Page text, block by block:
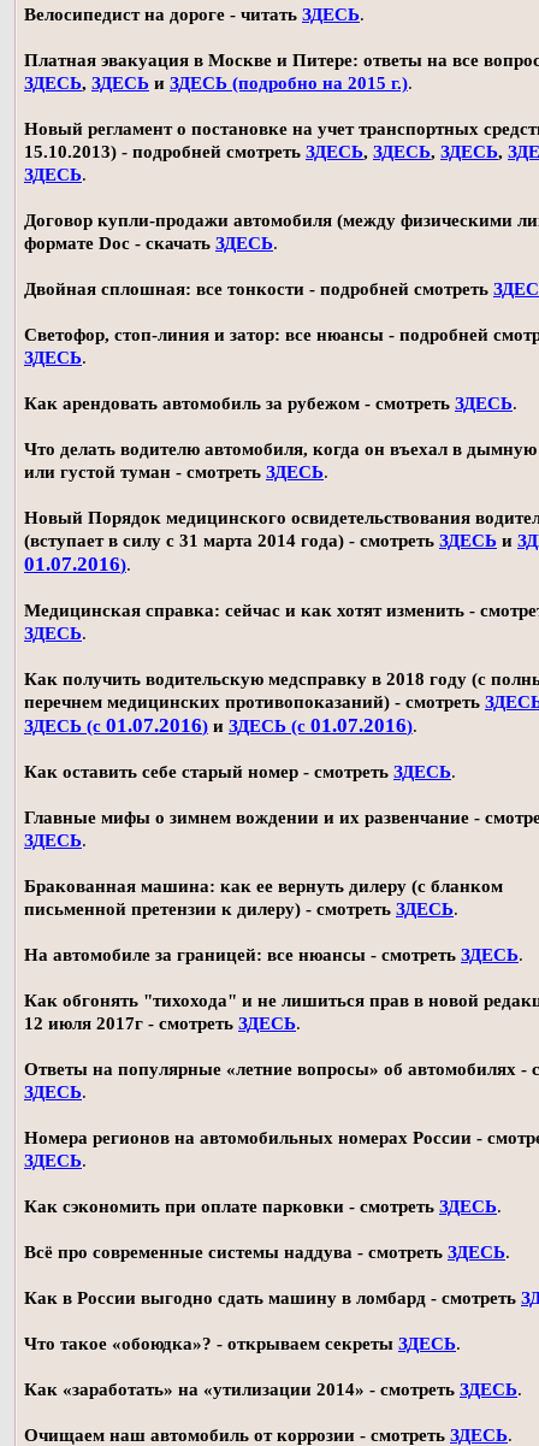
Велосипедист на дороге - читать ЗДЕСЬ.
Платная эвакуация в Москве и Питере: ответы на все
ЗДЕСЬ, ЗДЕСЬ и ЗДЕСЬ (подробно на 2015 г.).
Новый регламент о постановке на учет транспортных
15.10.2013) - подробней смотреть ЗДЕСЬ, ЗДЕСЬ, ЗДЕСЬ,
ЗДЕСЬ.
Договор купли-продажи автомобиля (между физическими
формате Doc - скачать ЗДЕСЬ.
Двойная сплошная: все тонкости - подробней смотреть
Светофор, стоп-линия и затор: все нюансы - подробней
ЗДЕСЬ.
Как арендовать автомобиль за рубежом - смотреть ЗДЕСЬ.
Что делать водителю автомобиля, когда он въехал в дымную
или густой туман - смотреть ЗДЕСЬ.
Новый Порядок медицинского освидетельствования
(вступает в силу с 31 марта 2014 года) - смотреть ЗДЕСЬ и
01.07.2016).
Медицинская справка: сейчас и как хотят изменить -
ЗДЕСЬ.
Как получить водительскую медсправку в 2018 году (с
перечнем медицинских противопоказаний) - смотреть
ЗДЕСЬ (с 01.07.2016) и ЗДЕСЬ (с 01.07.2016).
Как оставить себе старый номер - смотреть ЗДЕСЬ.
Главные мифы о зимнем вождении и их развенчание -
ЗДЕСЬ.
Бракованная машина: как ее вернуть дилеру (с бланком
письменной претензии к дилеру) - смотреть ЗДЕСЬ.
На автомобиле за границей: все нюансы - смотреть ЗДЕСЬ.
Как обгонять "тихохода" и не лишиться прав в новой
12 июля 2017г - смотреть ЗДЕСЬ.
Ответы на популярные «летние вопросы» об автомобилях -
ЗДЕСЬ.
Номера регионов на автомобильных номерах России -
ЗДЕСЬ.
Как сэкономить при оплате парковки - смотреть ЗДЕСЬ.
Всё про современные системы наддува - смотреть ЗДЕСЬ.
Как в России выгодно сдать машину в ломбард - смотреть
Что такое «обоюдка»? - открываем секреты ЗДЕСЬ.
Как «заработать» на «утилизации 2014» - смотреть ЗДЕСЬ.
Очищаем наш автомобиль от коррозии - смотреть ЗДЕСЬ.